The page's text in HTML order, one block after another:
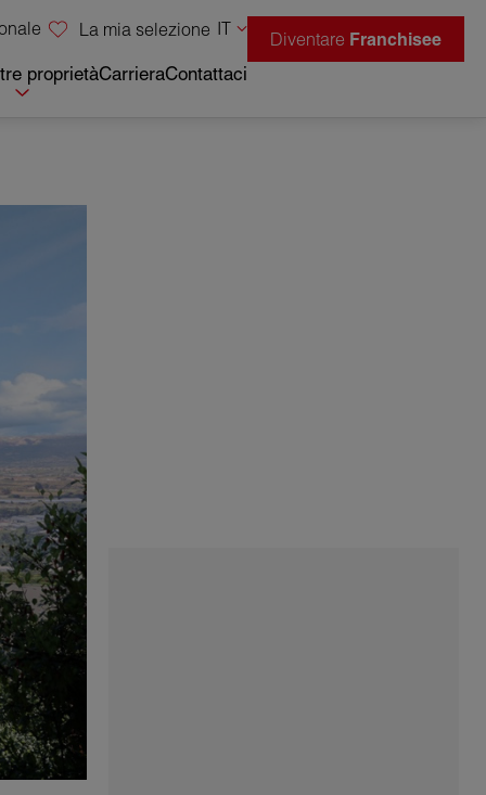
La mia selezione IT
proprietàCarrieraContattaci
Diventare Franchisee